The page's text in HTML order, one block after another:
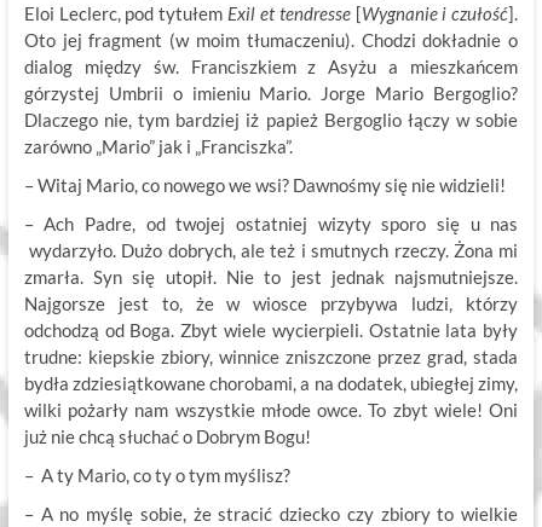
Eloi Leclerc, pod tytułem Exil et tendresse[Wygnanie i czułość].
Oto jej fragment (w moim tłumaczeniu). Chodzi dokładnie o
dialog między św. Franciszkiem z Asyżu a mieszkańcem
górzystej Umbrii o imieniu Mario. Jorge Mario Bergoglio?
Dlaczego nie, tym bardziej iż papież Bergoglio łączy w sobie
zarówno „Mario” jak i „Franciszka”.
– Witaj Mario, co nowego we wsi? Dawnośmy się nie widzieli!
– Ach Padre, od twojej ostatniej wizyty sporo się u nas
wydarzyło. Dużo dobrych, ale też i smutnych rzeczy. Żona mi
zmarła. Syn się utopił. Nie to jest jednak najsmutniejsze.
Najgorsze jest to, że w wiosce przybywa ludzi, którzy
odchodzą od Boga. Zbyt wiele wycierpieli. Ostatnie lata były
trudne: kiepskie zbiory, winnice zniszczone przez grad, stada
bydła zdziesiątkowane chorobami, a na dodatek, ubiegłej zimy,
wilki pożarły nam wszystkie młode owce. To zbyt wiele! Oni
już nie chcą słuchać o Dobrym Bogu!
– A ty Mario, co ty o tym myślisz?
– A no myślę sobie, że stracić dziecko czy zbiory to wielkie